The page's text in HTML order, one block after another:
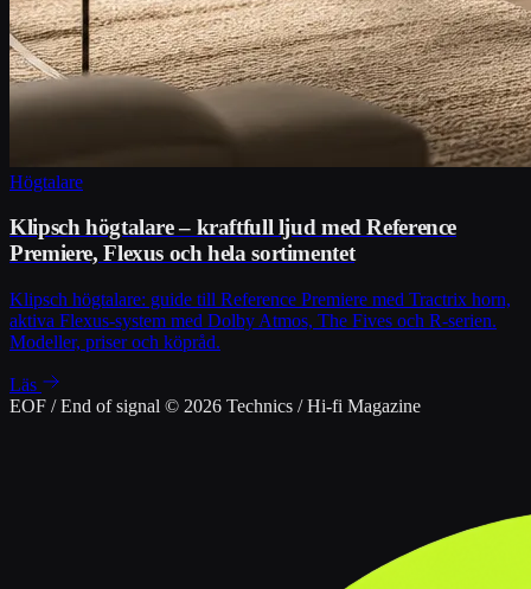
Högtalare
Klipsch högtalare – kraftfull ljud med Reference
Premiere, Flexus och hela sortimentet
Klipsch högtalare: guide till Reference Premiere med Tractrix horn,
aktiva Flexus-system med Dolby Atmos, The Fives och R-serien.
Modeller, priser och köpråd.
Läs
EOF / End of signal © 2026 Technics / Hi-fi Magazine